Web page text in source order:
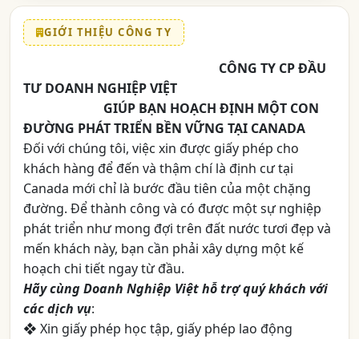
GIỚI THIỆU CÔNG TY
CÔNG TY CP ĐẦU
TƯ DOANH NGHIỆP VIỆT
GIÚP BẠN HOẠCH ĐỊNH MỘT CON
ĐƯỜNG PHÁT TRIỂN BỀN VỮNG TẠI CANADA
Đối với chúng tôi, việc xin được giấy phép cho
khách hàng để đến và thậm chí là định cư tại
Canada mới chỉ là bước đầu tiên của một chặng
đường. Để thành công và có được một sự nghiệp
phát triển như mong đợi trên đất nước tươi đẹp và
mến khách này, bạn cần phải xây dựng một kế
hoạch chi tiết ngay từ đầu.
Hãy cùng Doanh Nghiệp Việt hỗ trợ quý khách với
các dịch vụ:
❖ Xin giấy phép học tập, giấy phép lao động